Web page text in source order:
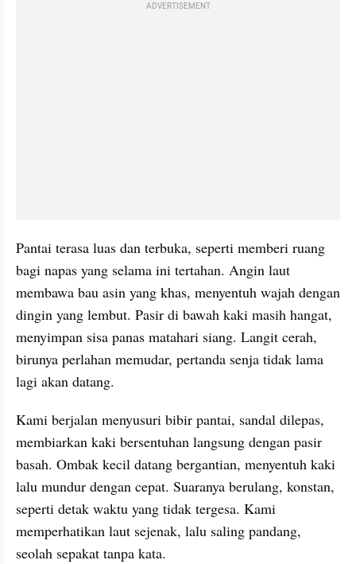
ADVERTISEMENT
Pantai terasa luas dan terbuka, seperti memberi ruang
bagi napas yang selama ini tertahan. Angin laut
membawa bau asin yang khas, menyentuh wajah dengan
dingin yang lembut. Pasir di bawah kaki masih hangat,
menyimpan sisa panas matahari siang. Langit cerah,
birunya perlahan memudar, pertanda senja tidak lama
lagi akan datang.
Kami berjalan menyusuri bibir pantai, sandal dilepas,
membiarkan kaki bersentuhan langsung dengan pasir
basah. Ombak kecil datang bergantian, menyentuh kaki
lalu mundur dengan cepat. Suaranya berulang, konstan,
seperti detak waktu yang tidak tergesa. Kami
memperhatikan laut sejenak, lalu saling pandang,
seolah sepakat tanpa kata.